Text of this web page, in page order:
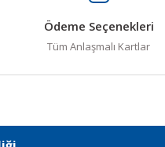
Ödeme Seçenekleri
Tüm Anlaşmalı Kartlar